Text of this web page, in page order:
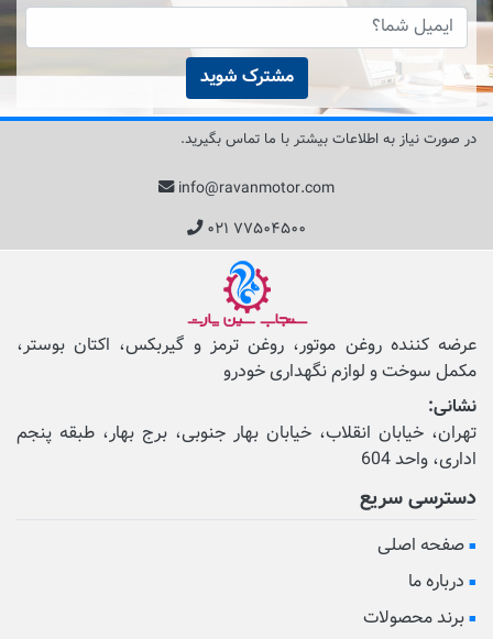
مشترک شوید
در صورت نیاز به اطلاعات بیشتر با ما تماس بگیرید.
info@ravanmotor.com
۰۲۱ ۷۷۵۰۴۵۰۰
عرضه کننده روغن موتور، روغن ترمز و گیربکس، اکتان بوستر،
مکمل‌ سوخت و لوازم نگهداری خودرو
نشانی:
تهران، خیابان انقلاب، خیابان بهار جنوبی، برج بهار، طبقه پنجم
اداری، واحد 604
دسترسی سریع
صفحه اصلی
درباره ما
برند محصولات